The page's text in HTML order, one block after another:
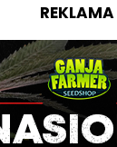
REKLAMA